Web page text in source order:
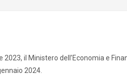
2023, il Ministero dell’Economia e
2024.